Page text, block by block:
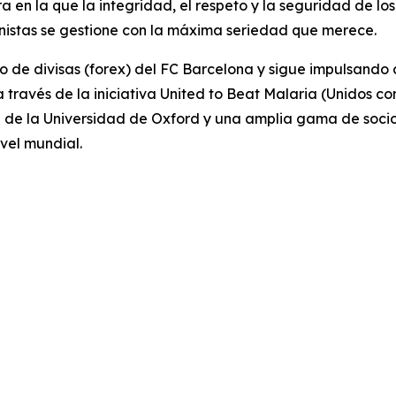
en la que la integridad, el respeto y la seguridad de
se gestione con la máxima seriedad que merece.
de divisas (forex) del FC Barcelona y sigue
de la iniciativa United to Beat Malaria (Unidos
la Universidad de Oxford y una amplia gama de
mundial.